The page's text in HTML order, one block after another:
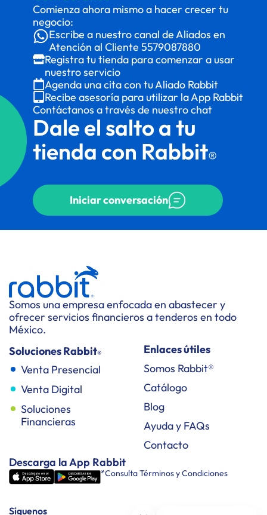
Comienza ahora mismo a hacer crecer tu
negocio:
Escribe a nuestro canal de Aliados en
Atención al Cliente 5579087880
Registra tu tienda para comenzar a usar
nuestro servicio
Agenda una cita con tu Aliado Rabbit
Recibe asesoría para utilizar la App Rabbit
Contáctanos a través de nuestro chat
Dale el salto a tu
tienda con Rabbit®
Iniciar conversación
Somos una empresa enfocada en abastecer y
ofrecer servicios financieros a tenderos en todo
México.
Soluciones Rabbit®
Venta Presencial
Venta Digital
Soluciones
Financieras
Enlaces útiles
Somos Rabbit®
Catálogo
Blog
Ayuda y FAQs
Contacto
Descarga la App Rabbit
*Consulta Términos y Condiciones
Síguenos